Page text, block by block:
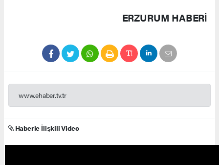
ERZURUM HABERİ
www.ehaber.tv.tr
Haberle İlişkili Video